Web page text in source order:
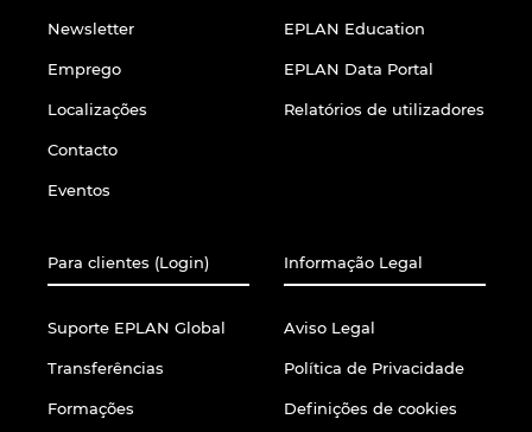
Newsletter
Emprego
Localizações
Contacto
Eventos
EPLAN Education
EPLAN Data Portal
Relatórios de utilizadores
Para clientes (Login)
Suporte EPLAN Global
Transferências
Formações
Informação Legal
Aviso Legal
Política de Privacidade
Definições de cookies